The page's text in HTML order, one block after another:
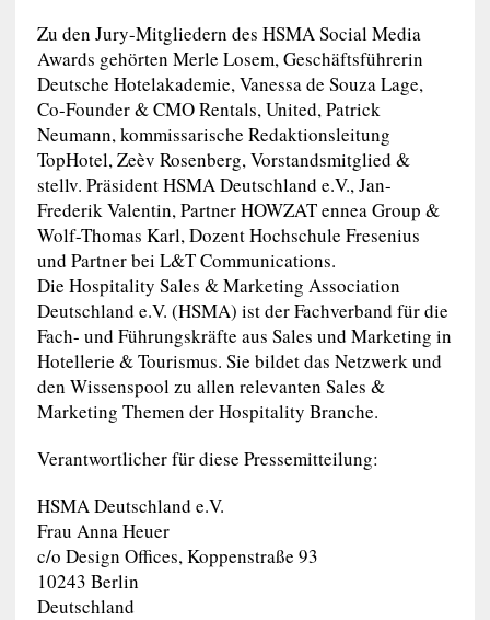
Zu den Jury-Mitgliedern des HSMA Social Media
Awards gehörten Merle Losem, Geschäftsführerin
Deutsche Hotelakademie, Vanessa de Souza Lage,
Co-Founder & CMO Rentals, United, Patrick
Neumann, kommissarische Redaktionsleitung
TopHotel, Zeèv Rosenberg, Vorstandsmitglied &
stellv. Präsident HSMA Deutschland e.V., Jan-
Frederik Valentin, Partner HOWZAT ennea Group &
Wolf-Thomas Karl, Dozent Hochschule Fresenius
und Partner bei L&T Communications.
Die Hospitality Sales & Marketing Association
Deutschland e.V. (HSMA) ist der Fachverband für die
Fach- und Führungskräfte aus Sales und Marketing in
Hotellerie & Tourismus. Sie bildet das Netzwerk und
den Wissenspool zu allen relevanten Sales &
Marketing Themen der Hospitality Branche.
Verantwortlicher für diese Pressemitteilung:
HSMA Deutschland e.V.
Frau Anna Heuer
c/o Design Offices, Koppenstraße 93
10243 Berlin
Deutschland